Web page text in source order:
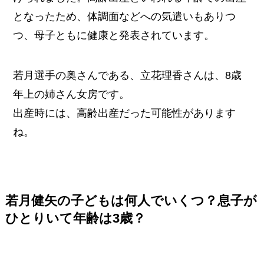
となったため、体調面などへの気遣いもありつ
つ、母子ともに健康と発表されています。
若月選手の奥さんである、立花理香さんは、8歳
年上の姉さん女房です。
出産時には、高齢出産だった可能性があります
ね。
若月健矢の子どもは何人でいくつ？息子が
ひとりいて年齢は3歳？